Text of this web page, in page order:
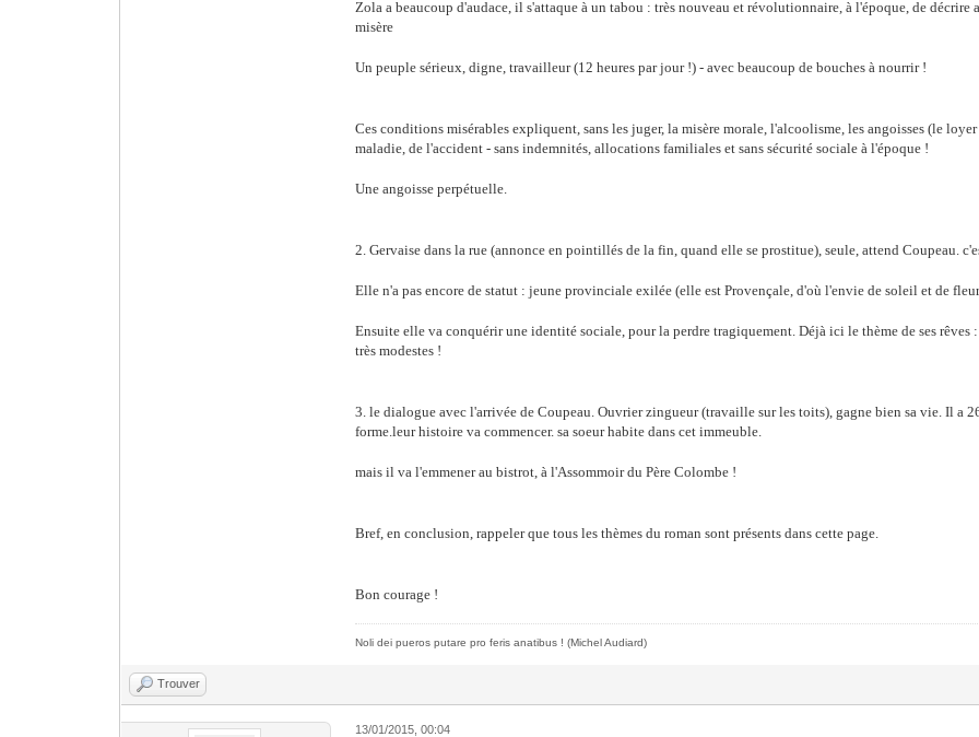
Zola a beaucoup d'audace, il s'attaque à un tabou : très nouveau et révolutionnaire, à l'époque, de
misère
Un peuple sérieux, digne, travailleur (12 heures par jour !) - avec beaucoup de bouches à nourrir !
Ces conditions misérables expliquent, sans les juger, la misère morale, l'alcoolisme, les angoisses (le
maladie, de l'accident - sans indemnités, allocations familiales et sans sécurité sociale à l'époque !
Une angoisse perpétuelle.
2. Gervaise dans la rue (annonce en pointillés de la fin, quand elle se prostitue), seule, attend Coupeau.
Elle n'a pas encore de statut : jeune provinciale exilée (elle est Provençale, d'où l'envie de soleil et de
Ensuite elle va conquérir une identité sociale, pour la perdre tragiquement. Déjà ici le thème de ses rêves
très modestes !
3. le dialogue avec l'arrivée de Coupeau. Ouvrier zingueur (travaille sur les toits), gagne bien sa vie. Il a
forme.leur histoire va commencer. sa soeur habite dans cet immeuble.
mais il va l'emmener au bistrot, à l'Assommoir du Père Colombe !
Bref, en conclusion, rappeler que tous les thèmes du roman sont présents dans cette page.
Bon courage !
Noli dei pueros putare pro feris anatibus !(Michel Audiard)
Trouver
13/01/2015, 00:04